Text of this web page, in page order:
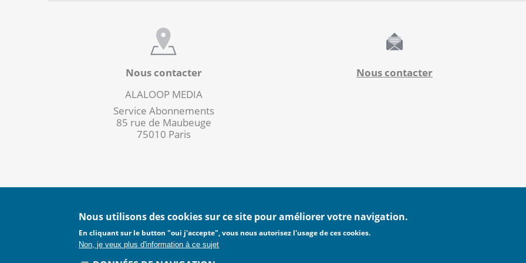
Nous contacter
ALALOOP MEDIA
Service Abonnements
85 rue de Maubeuge
75010 Paris
Nous contacter
CGA CGU CGS CGV
Nous utilisons des cookies sur ce site pour améliorer votre navigation.
En cliquant sur le button "oui j'accepte", vous nous autorisez l'usage de ces cookies.
Non, je veux plus d'information à ce sujet